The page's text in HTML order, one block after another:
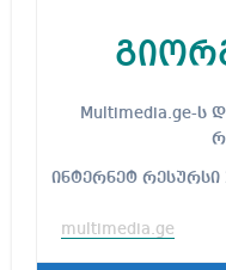
Multimedia.ge-ს დამფუძნებელი და მთავარი
ინტერნეტ რესურსი
multimedia.ge